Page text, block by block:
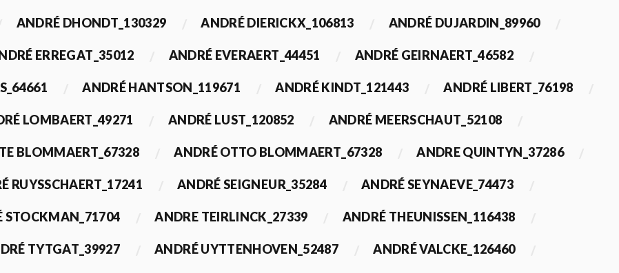
ANDRÉ DHONDT_130329 ANDRÉ DIERICKX_106813 ANDRÉ DUJARDIN_89960
ERREGAT_35012 ANDRÉ EVERAERT_44451 ANDRÉ GEIRNAERT_46582
ANDRÉ HANTSON_119671 ANDRÉ KINDT_121443 ANDRÉ LIBERT_76198
LOMBAERT_49271 ANDRÉ LUST_120852 ANDRÉ MEERSCHAUT_52108
BLOMMAERT_67328 ANDRÉ OTTO BLOMMAERT_67328 ANDRE QUINTYN_37286
RUYSSCHAERT_17241 ANDRÉ SEIGNEUR_35284 ANDRÉ SEYNAEVE_74473
STOCKMAN_71704 ANDRE TEIRLINCK_27339 ANDRÉ THEUNISSEN_116438
TYTGAT_39927 ANDRÉ UYTTENHOVEN_52487 ANDRÉ VALCKE_126460